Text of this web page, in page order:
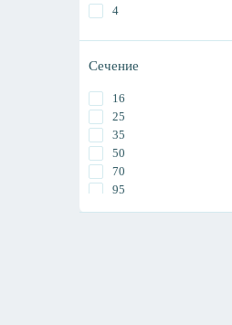
4
Сечение
16
25
35
50
70
95